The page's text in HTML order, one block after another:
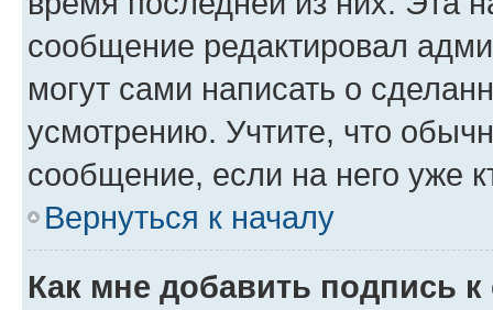
сообщение редактировал
могут сами написать о
усмотрению. Учтите, что
сообщение, если на него уже
Вернуться к началу
Как мне добавить подпись